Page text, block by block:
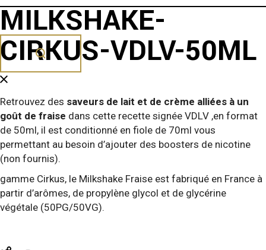
MILKSHAKE-
CIRKUS-VDLV-50ML
Retrouvez des saveurs de lait et de crème alliées à un
goût de fraise dans cette recette signée VDLV ,en format
de 50ml, il est conditionné en fiole de 70ml vous
permettant au besoin d’ajouter des boosters de nicotine
(non fournis).
gamme Cirkus, le Milkshake Fraise est fabriqué en France à
partir d’arômes, de propylène glycol et de glycérine
végétale (50PG/50VG).